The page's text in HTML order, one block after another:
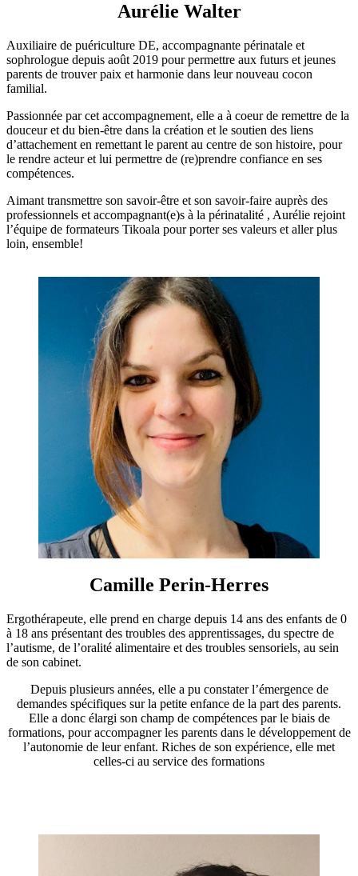
Aurélie Walter
Auxiliaire de puériculture DE, accompagnante périnatale et
sophrologue depuis août 2019 pour permettre aux futurs et jeunes
parents de trouver paix et harmonie dans leur nouveau cocon
familial.
Passionnée par cet accompagnement, elle a à coeur de remettre de la
douceur et du bien-être dans la création et le soutien des liens
d’attachement en remettant le parent au centre de son histoire, pour
le rendre acteur et lui permettre de (re)prendre confiance en ses
compétences.
Aimant transmettre son savoir-être et son savoir-faire auprès des
professionnels et accompagnant(e)s à la périnatalité , Aurélie rejoint
l’équipe de formateurs Tikoala pour porter ses valeurs et aller plus
loin, ensemble!
Camille Perin-Herres
Ergothérapeute, elle prend en charge depuis 14 ans des enfants de 0
à 18 ans présentant des troubles des apprentissages, du spectre de
l’autisme, de l’oralité alimentaire et des troubles sensoriels, au sein
de son cabinet.
Depuis plusieurs années, elle a pu constater l’émergence de
demandes spécifiques sur la petite enfance de la part des parents.
Elle a donc élargi son champ de compétences par le biais de
formations, pour accompagner les parents dans le développement de
l’autonomie de leur enfant. Riches de son expérience, elle met
celles-ci au service des formations